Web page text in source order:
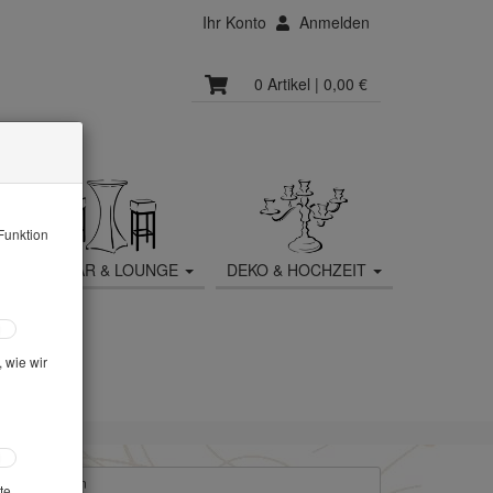
Ihr Konto Anmelden
0 Artikel | 0,00 €
MOBILIAR & LOUNGE DEKO & HOCHZEIT
Textilien
wie wir